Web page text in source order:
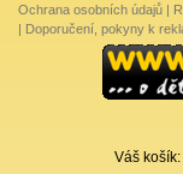
Ochrana osobních údajů |
| Doporučení, pokyny k
Váš košík: